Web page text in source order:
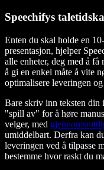
Speechifys
Enten du skal holde en
presentasjon, hjelper
alle enheter, deg med å
å gi en enkel måte å vite
optimalisere leveringen
Bare skriv inn teksten
"spill av" for å høre
velger, med
umiddelbart. Derfra kan
leveringen ved å tilpasse
bestemme hvor raskt du